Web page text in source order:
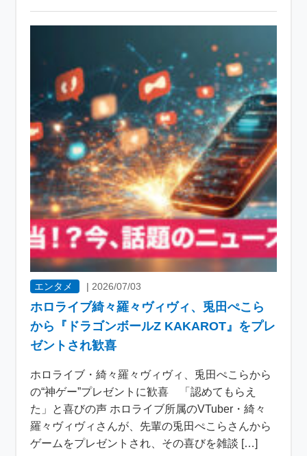
エンタメ |2026/07/03
ホロライブ綺々羅々ヴィヴィ、兎田ぺこら
から『ドラゴンボールZ KAKAROT』をプレ
ゼントされ歓喜
ホロライブ・綺々羅々ヴィヴィ、兎田ぺこらから
の“神ゲー”プレゼントに歓喜 「認めてもらえ
た」と喜びの声 ホロライブ所属のVTuber・綺々
羅々ヴィヴィさんが、先輩の兎田ぺこらさんから
ゲームをプレゼントされ、その喜びを雑談 […]